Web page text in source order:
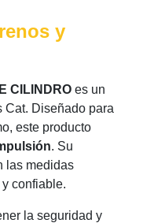
y
CILINDRO es un
Cat. Diseñado para
este producto
. Su
las medidas
confiable.
la seguridad y